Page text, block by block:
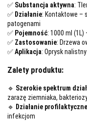
✅ Substancja aktywna:
✅ Działanie: Kontaktowe –
patogenami
✅ Pojemność: 1000 ml
✅ Zastosowanie: Drzewa
✅Aplikacja: Oprysk nalistny
Zalety produktu:
🔹 Szerokie spektrum
zarazę ziemniaka,
🔹 Działanie profilaktyczne
infekcjom